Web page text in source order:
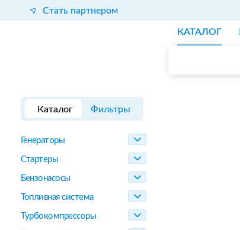
Стать партнером
КАТАЛОГ
Каталог Фильтры
Генераторы
Стартеры
Бензонасосы
Топливная система
Турбокомпрессоры